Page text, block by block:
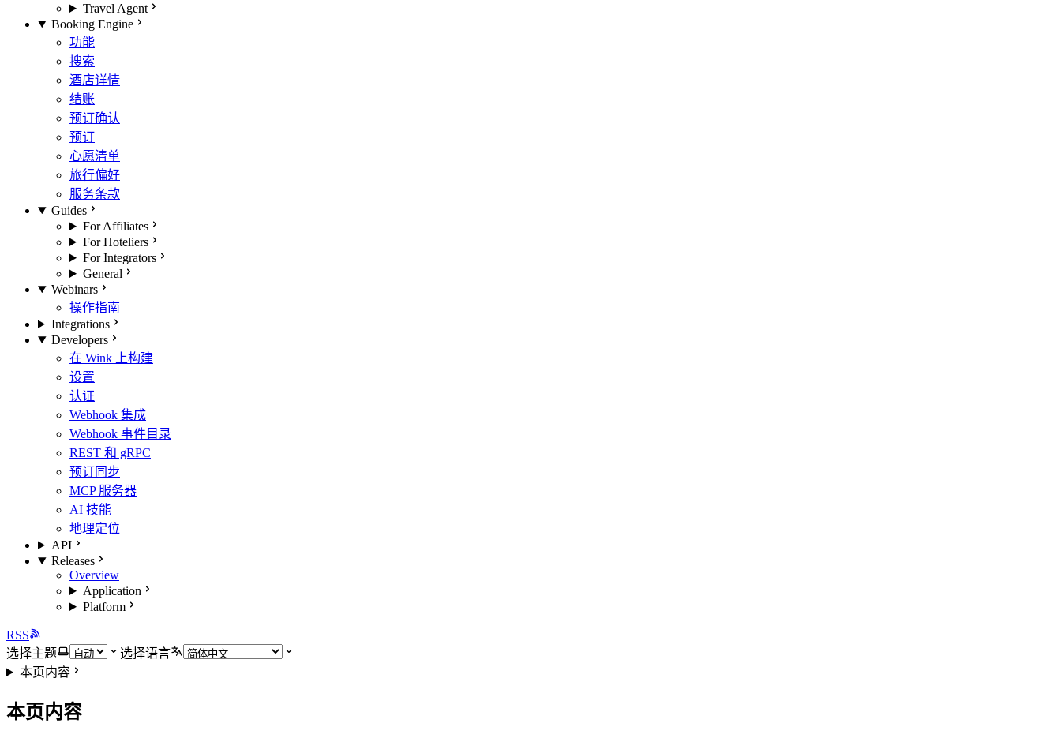
Travel Agent
Booking Engine
功能
搜索
酒店详情
结账
预订确认
预订
心愿清单
旅行偏好
服务条款
Guides
For Affiliates
For Hoteliers
For Integrators
General
Webinars
操作指南
Integrations
Developers
在 Wink 上构建
设置
认证
Webhook 集成
Webhook 事件目录
REST 和 gRPC
预订同步
MCP 服务器
AI 技能
地理定位
API
Releases
Overview
Application
Platform
RSS
选择主题
选择语言
本页内容
本页内容